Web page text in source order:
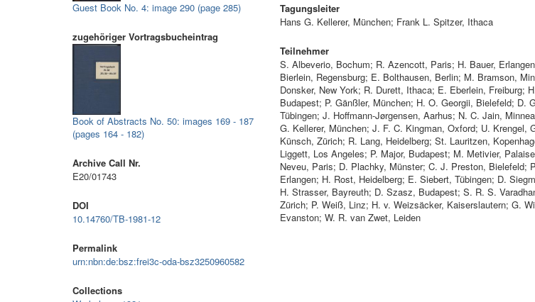
Guest Book No. 4: image 290 (page 285)
zugehöriger Vortragsbucheintrag
Book of Abstracts No. 50: images 169 - 187
(pages 164 - 182)
Archive Call Nr.
E20/01743
DOI
10.14760/TB-1981-12
Permalink
urn:nbn:de:bsz:frei3c-oda-bsz3250960582
Collections
Tagungsleiter
Hans G. Kellerer, München; Frank L. Spitzer, Ithaca
Teilnehmer
S. Albeverio, Bochum; R. Azencott, Paris; H. Bauer,
Bierlein, Regensburg; E. Bolthausen, Berlin; M. Bramson,
Donsker, New York; R. Durett, Ithaca; E. Eberlein, Freiburg;
Budapest; P. Gänßler, München; H. O. Georgii, Bielefeld; D.
Tübingen; J. Hoffmann-Jørgensen, Aarhus; N. C. Jain,
G. Kellerer, München; J. F. C. Kingman, Oxford; U. Krengel,
Künsch, Zürich; R. Lang, Heidelberg; St. Lauritzen,
Liggett, Los Angeles; P. Major, Budapest; M. Metivier,
Neveu, Paris; D. Plachky, Münster; C. J. Preston, Bielefeld;
Erlangen; H. Rost, Heidelberg; E. Siebert, Tübingen; D.
H. Strasser, Bayreuth; D. Szasz, Budapest; S. R. S.
Zürich; P. Weiß, Linz; H. v. Weizsäcker, Kaiserslautern; G.
Evanston; W. R. van Zwet, Leiden